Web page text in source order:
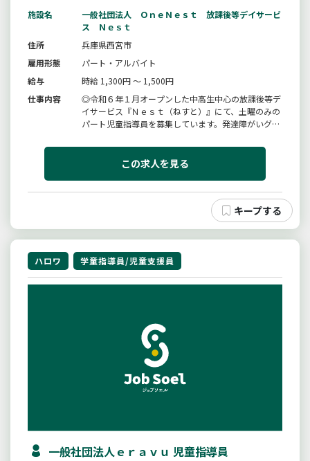
施設名
一般社団法人 ＯｎｅＮｅｓｔ 放課後等デイサービ
ス Ｎｅｓｔ
住所
兵庫県西宮市
雇用形態
パート・アルバイト
給与
時給 1,300円 ～ 1,500円
仕事内容
◎令和６年１月オープンした中高生中心の放課後等デ
イサービス『Ｎｅｓｔ（ねすと）』にて、土曜のみの
パート児童指導員を募集しています。発達障がいグ
行い、進路や就労といったキャリアを見据えたＰＣを
活用したライフスキル、ジョブスキル、アートなど自
この求人を見る
ハロワ 学童指導員/児童支援員
一般社団法人ｅｒａｖｕ 児童指導員